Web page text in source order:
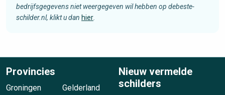
bedrijfsgegevens niet weergegeven wil hebben op debeste-
schilder.nl, klikt u dan hier
Provincies
Groningen
Gelderland
Nieuw vermelde
schilders